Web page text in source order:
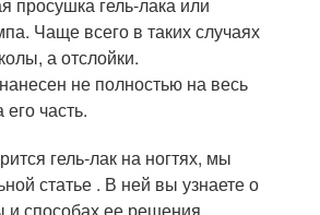
просушка гель-лака или
Чаще всего в таких случаях
а отслойки.
не полностью на весь
часть.
гель-лак на ногтях, мы
статье . В ней вы узнаете о